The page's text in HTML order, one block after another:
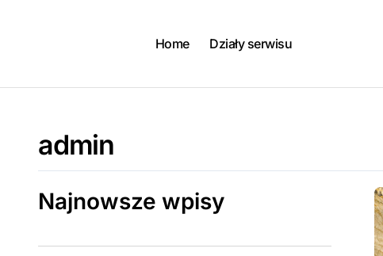
Home Działy serwisu
admin
Najnowsze wpisy